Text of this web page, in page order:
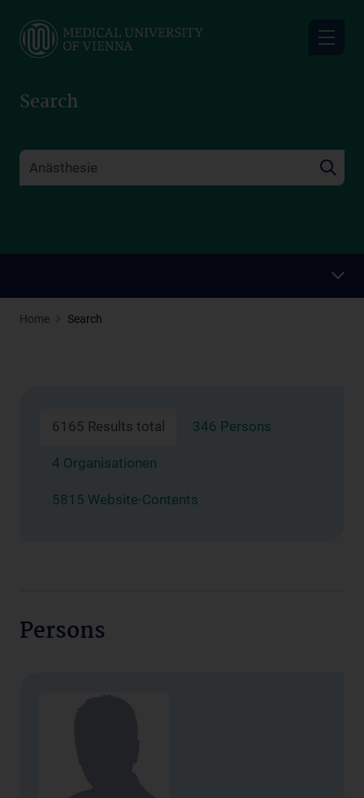
main
Search
Home Search
6165 Results total 346 Persons
4 Organisationen
5815 Website-Contents
Persons